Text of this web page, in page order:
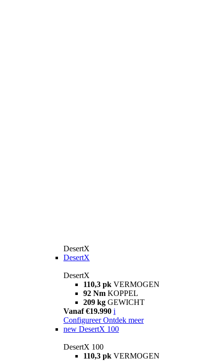
DesertX
DesertX
DesertX
110,3 pk VERMOGEN
92 Nm KOPPEL
209 kg GEWICHT
Vanaf €19.990 i
Configureer Ontdek meer
new DesertX 100
DesertX 100
110,3 pk VERMOGEN